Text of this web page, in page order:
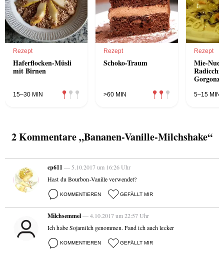
Rezept
Haferflocken-Müsli
mit Birnen
15–30 MIN
Rezept
Schoko-Traum
>60 MIN
Rezept
Mie-
5–15 MIN
2 Kommentare „Bananen-Vanille-Milchshake“
cp611 — 5.10.2017 um 16:26 Uhr
Hast du Bourbon-Vanille verwendet?
KOMMENTIEREN GEFÄLLT MIR
Milchsemmel— 4.10.2017 um 22:57 Uhr
Ich habe Sojamilch genommen. Fand ich auch lecker
KOMMENTIEREN GEFÄLLT MIR